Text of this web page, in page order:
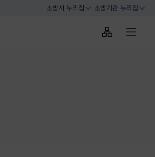
소방서 누리집
열기
소방기관 누리집
열기
사이트맵 바
전체메